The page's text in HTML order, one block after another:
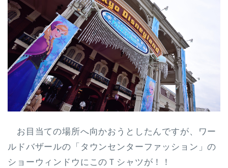
お目当ての場所へ向かおうとしたんですが、ワー
ルドバザールの「タウンセンターファッション」の
ショーウィンドウにこのＴシャツが！！